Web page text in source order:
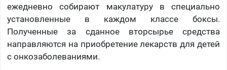
ежедневно собирают макулатуру в специально
установленные в каждом классе боксы.
Полученные за сданное вторсырье средства
направляются на приобретение лекарств для детей
с онкозаболеваниями.